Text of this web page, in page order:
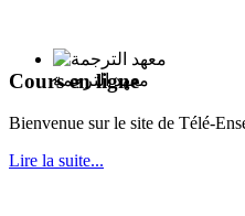
معهد الترجمة
Cours en ligne
Bienvenue sur le site de Télé-
Lire la suite...